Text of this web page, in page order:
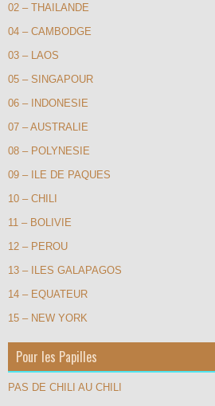
02 – THAILANDE
04 – CAMBODGE
03 – LAOS
05 – SINGAPOUR
06 – INDONESIE
07 – AUSTRALIE
08 – POLYNESIE
09 – ILE DE PAQUES
10 – CHILI
11 – BOLIVIE
12 – PEROU
13 – ILES GALAPAGOS
14 – EQUATEUR
15 – NEW YORK
Pour les Papilles
PAS DE CHILI AU CHILI